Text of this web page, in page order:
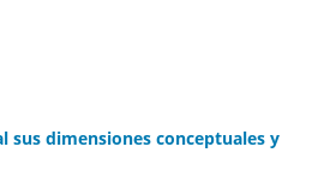
sus dimensiones conceptuales y